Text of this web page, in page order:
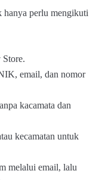
hanya perlu mengikuti
email, dan nomor
kacamata dan
kecamatan untuk
melalui email, lalu